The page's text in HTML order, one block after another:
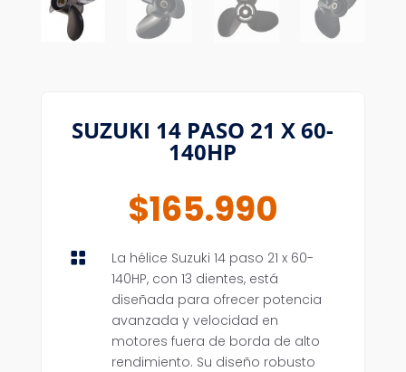
SUZUKI 14 PASO 21 X 60-
140HP
$165.990

La hélice Suzuki 14 paso 21 x 60-
140HP, con 13 dientes, está
diseñada para ofrecer potencia
avanzada y velocidad en
motores fuera de borda de alto
rendimiento. Su diseño robusto